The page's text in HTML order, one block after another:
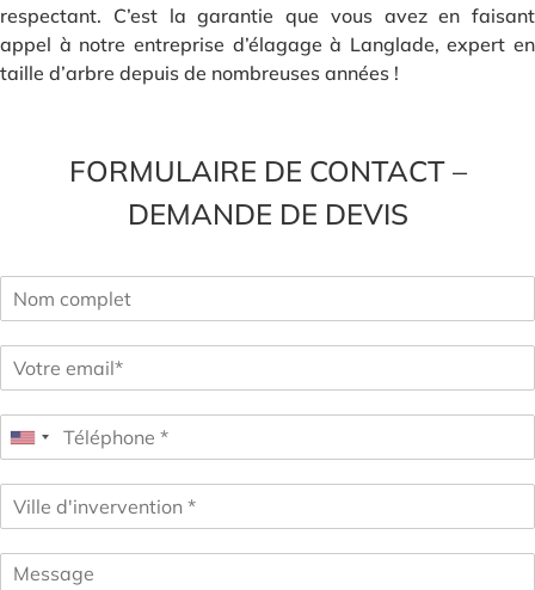
respectant. C’est la garantie que vous avez en faisant
appel à notre entreprise d’élagage à Langlade, expert en
taille d’arbre depuis de nombreuses années !
FORMULAIRE DE CONTACT –
DEMANDE DE DEVIS